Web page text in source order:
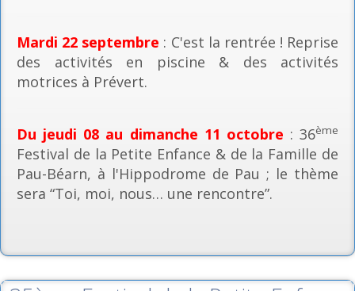
Mardi 22 septembre : C'est la rentrée ! Reprise
des activités en piscine & des activités
motrices à Prévert.
Du jeudi 08 au dimanche 11 octobre : 36ème
Festival de la Petite Enfance & de la Famille de
Pau-Béarn, à l'Hippodrome de Pau ; le thème
sera “Toi, moi, nous… une rencontre”.